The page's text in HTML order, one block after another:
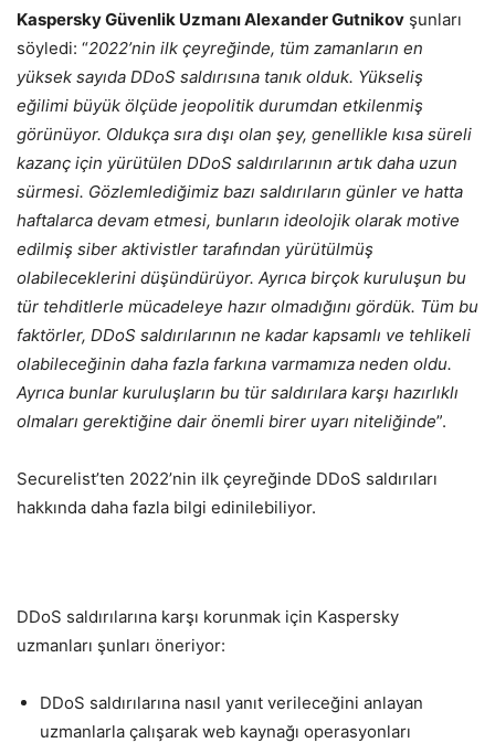
Kaspersky Güvenlik Uzmanı Alexander Gutnikov şunları
söyledi: “2022’nin ilk çeyreğinde, tüm zamanların en
yüksek sayıda DDoS saldırısına tanık olduk. Yükseliş
eğilimi büyük ölçüde jeopolitik durumdan etkilenmiş
görünüyor. Oldukça sıra dışı olan şey, genellikle kısa süreli
kazanç için yürütülen DDoS saldırılarının artık daha uzun
sürmesi. Gözlemlediğimiz bazı saldırıların günler ve hatta
haftalarca devam etmesi, bunların ideolojik olarak motive
edilmiş siber aktivistler tarafından yürütülmüş
olabileceklerini düşündürüyor. Ayrıca birçok kuruluşun bu
tür tehditlerle mücadeleye hazır olmadığını gördük. Tüm bu
faktörler, DDoS saldırılarının ne kadar kapsamlı ve tehlikeli
olabileceğinin daha fazla farkına varmamıza neden oldu.
Ayrıca bunlar kuruluşların bu tür saldırılara karşı hazırlıklı
olmaları gerektiğine dair önemli birer uyarı niteliğinde”.
Securelist’ten 2022’nin ilk çeyreğinde DDoS saldırıları
hakkında daha fazla bilgi edinilebiliyor.
DDoS saldırılarına karşı korunmak için Kaspersky
uzmanları şunları öneriyor:
DDoS saldırılarına nasıl yanıt verileceğini anlayan
uzmanlarla çalışarak web kaynağı operasyonları